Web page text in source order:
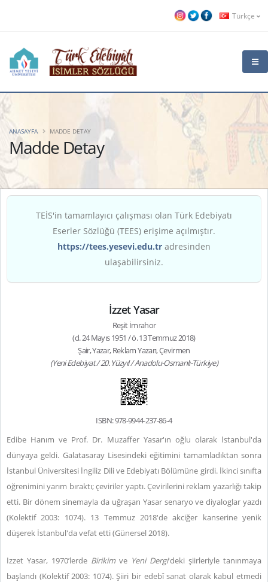
Türkçe
Madde Detay
ANASAYFA MADDE DETAY
TEİS'in tamamlayıcı çalışması olan Türk Edebiyatı
Eserler Sözlüğü (TEES) erişime açılmıştır.
https://tees.yesevi.edu.tr adresinden
ulaşabilirsiniz.
İzzet Yasar
Reşit İmrahor
(d. 24 Mayıs 1951 / ö. 13 Temmuz 2018)
Şair, Yazar, Reklam Yazarı, Çevirmen
(Yeni Edebiyat / 20. Yüzyıl / Anadolu-Osmanlı-Türkiye)
ISBN: 978-9944-237-86-4
Edibe Hanım ve Prof. Dr. Muzaffer Yasar'ın oğlu olarak İstanbul'da
dünyaya geldi. Galatasaray Lisesindeki eğitimini tamamladıktan sonra
İstanbul Üniversitesi İngiliz Dili ve Edebiyatı Bölümüne girdi. İkinci sınıfta
öğrenimini yarım bıraktı; çeviriler yaptı. Çevirilerini reklam yazarlığı takip
etti. Bir dönem sinemayla da uğraşan Yasar senaryo ve diyaloglar yazdı
(Kolektif 2003: 1074). 13 Temmuz 2018'de akciğer kanserine yenik
düşerek İstanbul'da vefat etti (Günersel 2018).
İzzet Yasar, 1970’lerde Birikimve Yeni Dergi'deki şiirleriyle tanınmaya
başlandı (Kolektif 2003: 1074). Şiiri bir edebî sanat olarak kabul etmedi